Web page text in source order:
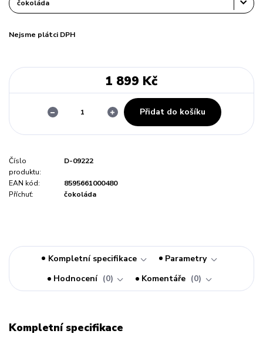
Nejsme plátci DPH
1 899 Kč
Přidat do košíku
Číslo
produktu:
D-09222
EAN kód:
8595661000480
Příchuť:
čokoláda
Kompletní specifikace
Parametry
Hodnocení
0 Komentáře 0
Kompletní specifikace